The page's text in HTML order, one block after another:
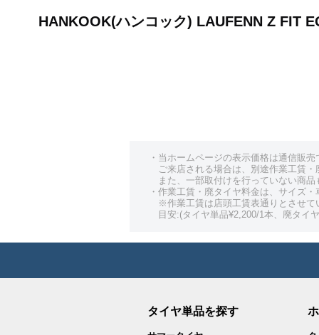
HANKOOK(ハンコック) LAUFENN Z FIT
・当ホームページの表示価格は通信販
ご来店される場合は、別途作業工賃
また、一部取付けを行っていない商
・作業工賃・廃タイヤ料金は、サイズ
※作業工賃は店頭工賃表通りとさせて
目安:(タイヤ単品¥2,200/1本、廃タイ
タイヤ単品を探す